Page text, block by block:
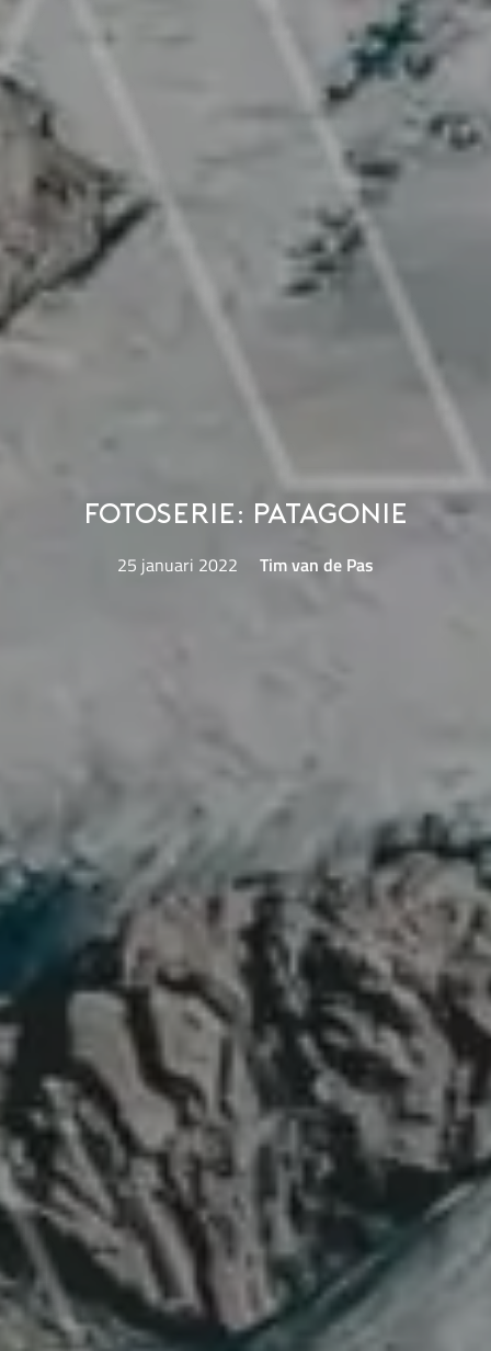
Fotoserie: Patagonie
25 januari 2022 Tim van de Pas